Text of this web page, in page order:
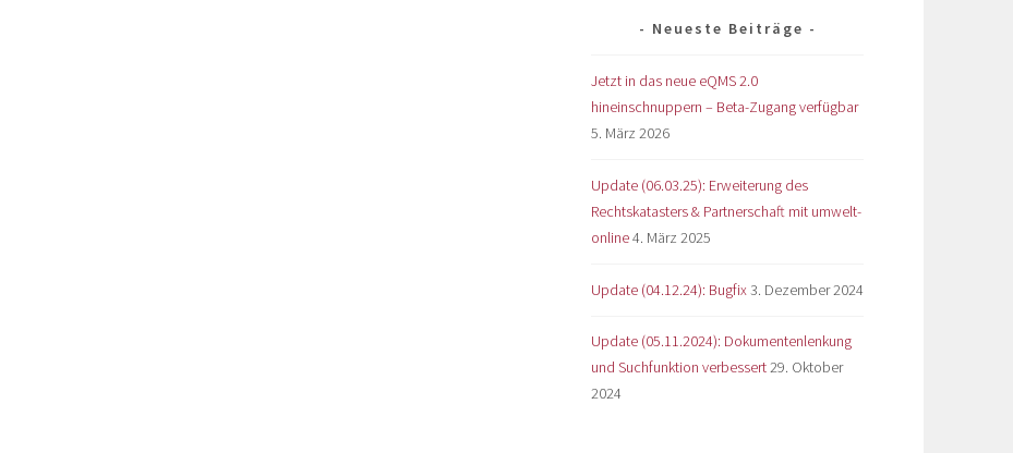
Neueste Beiträge
Jetzt in das neue eQMS 2.0
hineinschnuppern – Beta-Zugang verfügbar
5. März 2026
Update (06.03.25): Erweiterung des
Rechtskatasters & Partnerschaft mit umwelt-
online4. März 2025
Update (04.12.24): Bugfix 3. Dezember 2024
Update (05.11.2024): Dokumentenlenkung
und Suchfunktion verbessert29. Oktober
2024